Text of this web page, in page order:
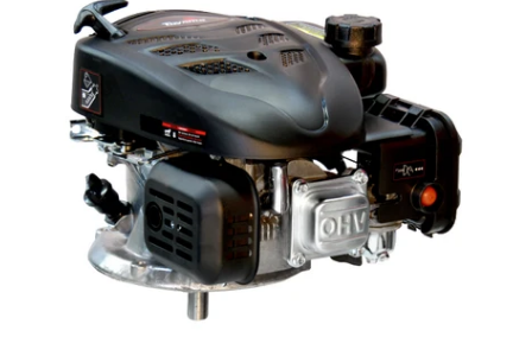
Tipo de motor:
Potencia máxima:
Cilindrada:
Capacidad del tanque:
Capacidad de aceite:
Rotación máxima:
Filtro de aire:
Sistema de arranque:
Lubricación:
Eje: